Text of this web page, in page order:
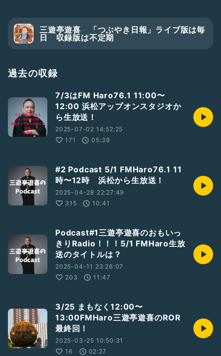
笑福亭里光
春風亭伝枝
田辺凌鶴
三遊亭遊喜
春風亭鯉枝(急遽出演決定)
当2000円 前1800円 配信1500円
@神保町・らくごカフェ
ツイキャス
https://twitcasting.tv/c :yosege/shopcart/123726
#ヨセゲー
#落語
#寄席
#三遊亭遊喜
三遊亭遊喜 「つぶやき日報」ライブ版は毎
日 収録版は不定期
過去の収録
7/3はFM Haro76.1 11:00〜
12:00 浜松アップオンスタジオか
ら生放送！
2025-07-02 14:52:25
171
05:39
#2 Podcast 5/1 FMHaro76.1 11
時〜12時 浜松から生放送！
2025-04-28 22:27:49
315
10:41
Podcast#1三遊亭遊喜のおもいっ
きりRadio！！！5/1 FMHaro生放
送のタイトルは？
2025-04-11 23:26:07
203
11:47
3/25 まもなく12:00〜
13:00FMHaro三遊亭遊喜のROR
最終回！
2025-03-25 10:50:31
16
02:27